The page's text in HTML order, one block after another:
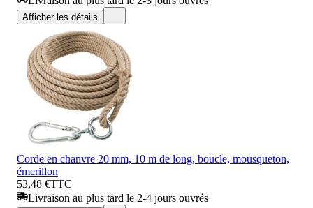
Afficher les détails
Corde en chanvre 20 mm, 10 m de long, boucle, mousqueton,
émerillon
53,48 €TTC
Livraison au plus tard le 2-4 jours ouvrés